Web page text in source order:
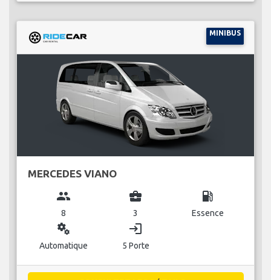
MINIBUS
MERCEDES VIANO
group
8
business_center
3
local_gas_station
Essence
miscellaneous_services
Automatique
login
5 Porte